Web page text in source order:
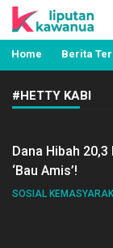
Liputan
Berita
Home Berita
#HETTY KABI
Dana Hibah
‘Bau Amis’!
SOSIAL